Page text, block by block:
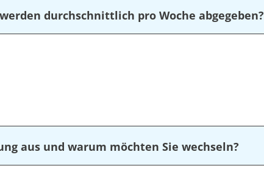
durchschnittlich pro Woche abgegeben?
aus und warum möchten Sie wechseln?